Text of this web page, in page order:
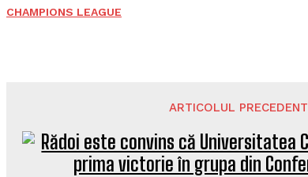
CHAMPIONS LEAGUE
ARTICOLUL PRECEDENT